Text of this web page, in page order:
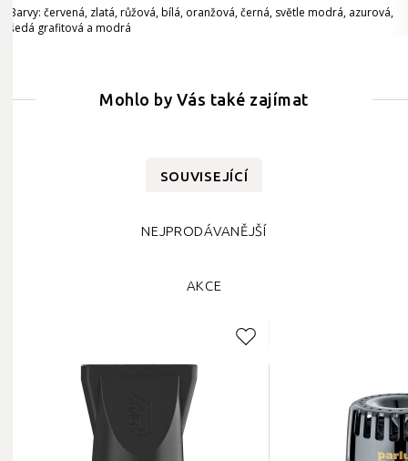
Barvy: červená, zlatá, růžová, bílá, oranžová, černá, světle modrá, azurová,
šedá grafitová a modrá
Mohlo by Vás také zajímat
SOUVISEJÍCÍ
NEJPRODÁVANĚJŠÍ
AKCE